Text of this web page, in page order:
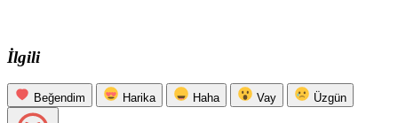
İlgili
Beğendim Harika Haha Vay Üzgün